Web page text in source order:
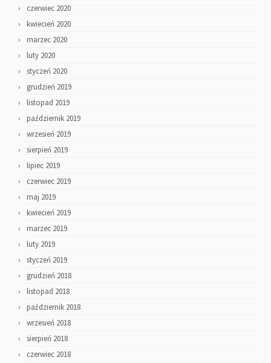
czerwiec 2020
kwiecień 2020
marzec 2020
luty 2020
styczeń 2020
grudzień 2019
listopad 2019
październik 2019
wrzesień 2019
sierpień 2019
lipiec 2019
czerwiec 2019
maj 2019
kwiecień 2019
marzec 2019
luty 2019
styczeń 2019
grudzień 2018
listopad 2018
październik 2018
wrzesień 2018
sierpień 2018
czerwiec 2018